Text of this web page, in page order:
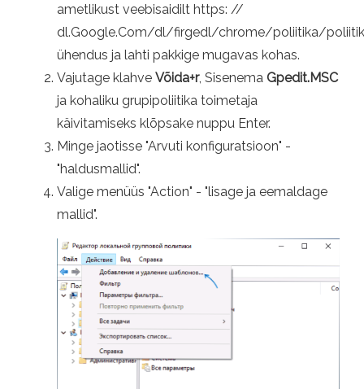
ametlikust veebisaidilt https: //
dl.Google.Com/dl/firgedl/chrome/poliitika/
ühendus ja lahti pakkige mugavas kohas.
Vajutage klahve Võida+r, Sisenema Gpedit.MSC
ja kohaliku grupipoliitika toimetaja
käivitamiseks klõpsake nuppu Enter.
Minge jaotisse "Arvuti konfiguratsioon" -
"haldusmallid".
Valige menüüs "Action" - "lisage ja eemaldage
mallid".